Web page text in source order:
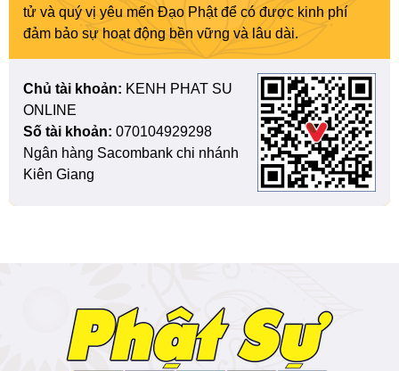
tử và quý vị yêu mến Đạo Phật để có được kinh phí
đảm bảo sự hoạt động bền vững và lâu dài.
Chủ tài khoản: KENH PHAT SU
ONLINE
Số tài khoản: 070104929298
Ngân hàng Sacombank chi nhánh
Kiên Giang